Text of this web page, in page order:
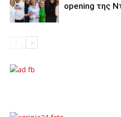
opening της